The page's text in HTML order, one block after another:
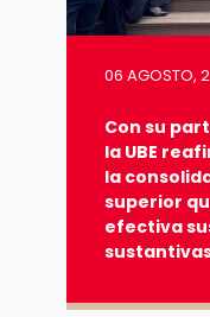
06 AGOSTO,
Con su
la UBE
la
superior
efectiva